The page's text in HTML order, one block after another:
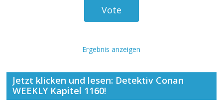
Ergebnis anzeigen
Jetzt klicken und lesen: Detektiv Conan
WEEKLY Kapitel 1160!